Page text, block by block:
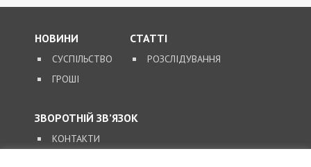
НОВИНИ
СУСПІЛЬСТВО
ГРОШІ
СТАТТІ
РОЗСЛІДУВАННЯ
ЗВОРОТНІЙ ЗВ’ЯЗОК
КОНТАКТИ